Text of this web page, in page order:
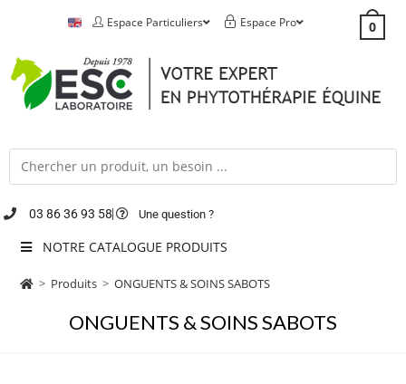
Espace Particuliers Espace Pro 0
03 86 36 93 58 Une question ?
NOTRE CATALOGUE PRODUITS
> Produits > ONGUENTS & SOINS SABOTS
ONGUENTS & SOINS SABOTS